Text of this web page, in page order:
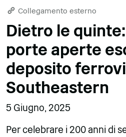
Collegamento esterno
Dietro le
porte aperte
deposito
Southeastern
5 Giugno, 2025
Per celebrare i 200 anni di